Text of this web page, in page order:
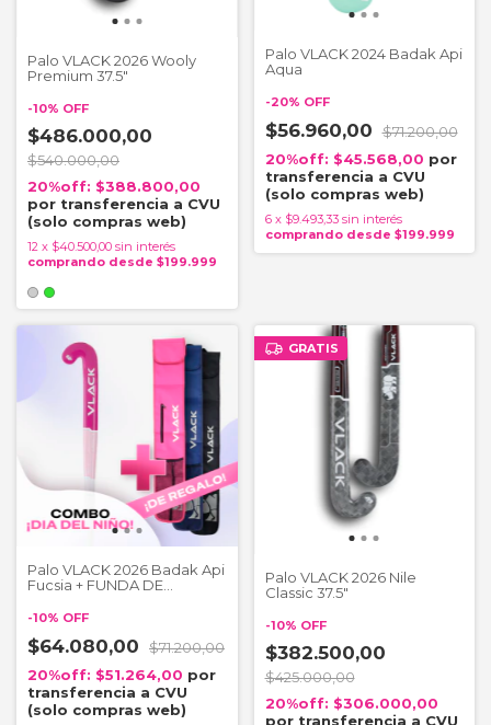
Palo VLACK 2026 Wooly
Premium 37.5"
-10% OFF
$486.000,00
$540.000,00
$388.800,00
12 x $40.500,00 sin interés
Palo VLACK 2024 Badak Api
Aqua
-20% OFF
$56.960,00 $71.200,00
$45.568,00
6 x $9.493,33 sin interés
Palo VLACK 2026 Badak Api
Fucsia + FUNDA DE
-10% OFF
$64.080,00
$71.200,00
$51.264,00
GRATIS
Palo VLACK 2026 Nile
Classic 37.5"
-10% OFF
$382.500,00
$425.000,00
$306.000,00